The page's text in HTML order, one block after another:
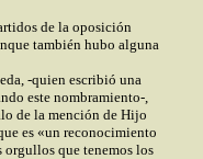
de la oposición
también hubo alguna
-quien escribió una
este nombramiento-,
de la mención de Hijo
es «un reconocimiento
orgullos que tenemos los